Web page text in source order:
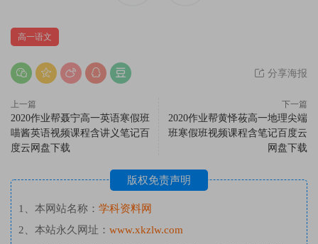
高一语文
分享海报
上一篇
2020作业帮聂宁高一英语寒假班
喵酱英语视频课程含讲义笔记百
度云网盘下载
下一篇
2020作业帮黄怿莜高一地理尖端
班寒假班视频课程含笔记百度云
网盘下载
版权免责声明
1、本网站名称： 学科资料网
2、本站永久网址： www.xkzlw.com